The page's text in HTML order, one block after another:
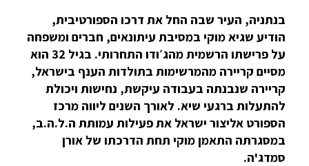
בנתניה, העיר שבה החל את דרכו הספורטיבית,
הודיע שגיא מוקי במסיבת עיתונאים, חברים ומשפחה
על פרישתו הרשמית מהג׳ודו התחרותי. בגיל 32 הוא
מסיים קריירה מהמרשימות בתולדות הענף בישראל,
קריירה שנבנתה בעבודה עיקשת, נחישות ויכולת
להתעלות ברגעי שיא. לאורך השנים ליווה מרכז
הספורט אליצור ישראל את פעילות עמותת ה.ל.ה.ב,
במסגרתה התאמן מוקי תחת הדרכתו של אורן
סמדג'ה.